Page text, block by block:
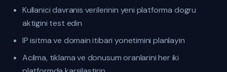
Kullanici davranis verilerinin yeni platforma dogru
aktigini test edin
IP isitma ve domain itibari yonetimini planlayin
Acilma, tiklama ve donusum oranlarini her iki